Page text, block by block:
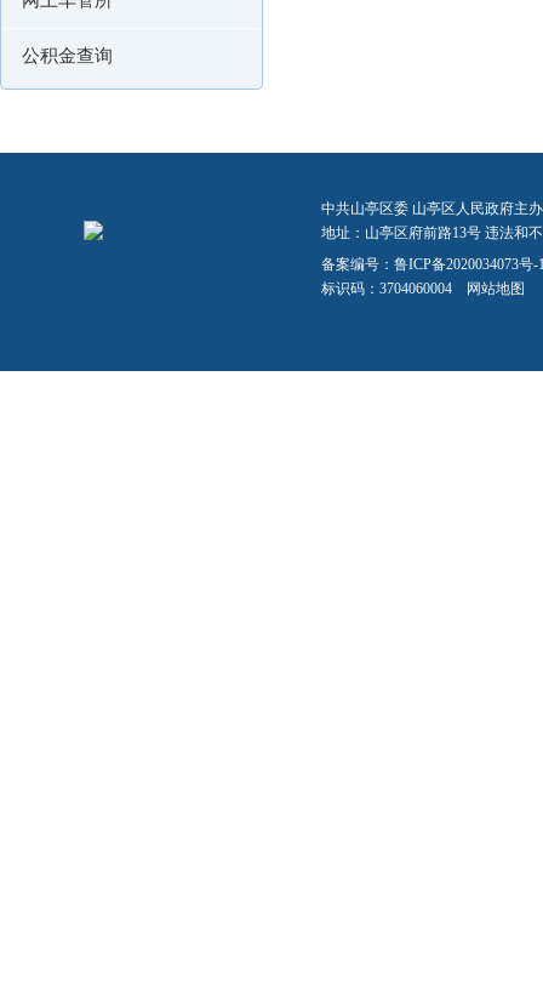
公积金查询
中共山亭区委 山亭区人民政府主
地址：山亭区府前路13号 违法和
备案编号： 鲁ICP备2020034073号-
标识码：3704060004 网站地图